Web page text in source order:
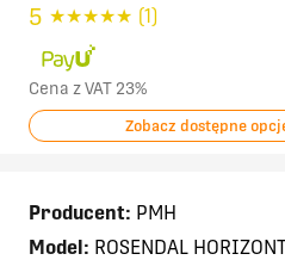
5 ★★★★★ (1)
Cena z VAT 23%
Zobacz dostępne
Producent: PMH
Model: ROSENDAL